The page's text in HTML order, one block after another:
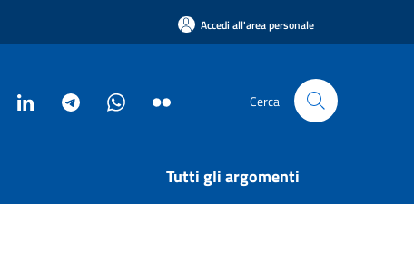
Accedi all'area personale
Cerca
Tutti gli argomenti